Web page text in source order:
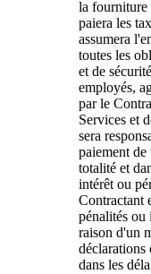
la fourniture
paiera les
assumera
toutes les
et de
employés,
par le
Services et
sera
paiement de
totalité et
intérêt ou
Contractant
pénalités ou
raison d'un
déclarations
dans les